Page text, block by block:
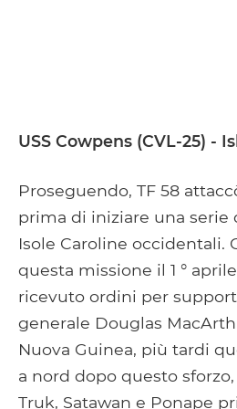
USS Cowpens (CVL-25) -
Proseguendo, TF 58
prima di iniziare una serie
Isole Caroline occidentali.
questa missione il 1 °
ricevuto ordini per
generale Douglas
Nuova Guinea, più tardi
a nord dopo questo
Truk, Satawan e Ponape